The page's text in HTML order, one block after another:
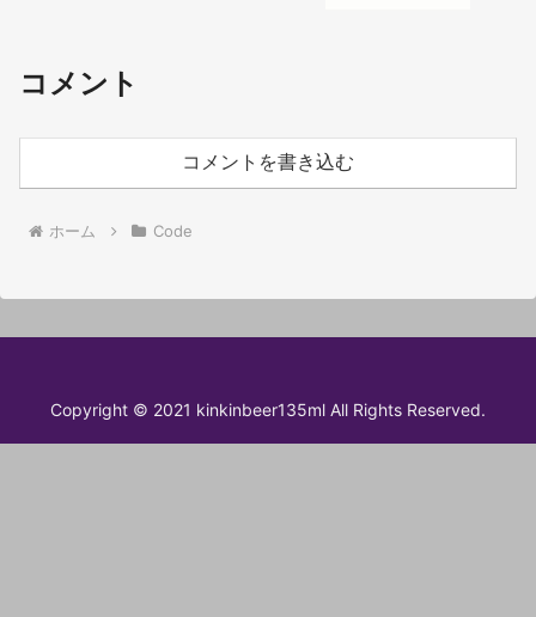
コメント
コメントを書き込む
ホーム Code
Copyright © 2021 kinkinbeer135ml All Rights Reserved.